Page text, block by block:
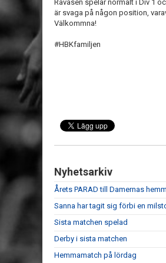
Rävåsen spelar normalt i Div 1
är svaga på någon position,
Välkommna!
#HBKfamiljen
Nyhetsarkiv
Årets PARAD till Damernas
Sanna har tagit sig förbi en
Sista matchen spelad
Derby i sista matchen
Hemmamatch på lördag